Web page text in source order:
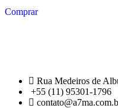
Comprar
Rua Medeiros de
+55 (11) 95301-1796